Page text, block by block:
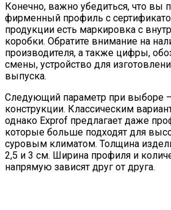
Конечно, важно убедиться, что вы
фирменный профиль с
продукции есть маркировка с
коробки. Обратите внимание на
производителя, а также цифры,
смены, устройство для
выпуска.
Следующий параметр при выборе
конструкции. Классическим
однако Exprof предлагает даже
которые больше подходят для
суровым климатом. Толщина
2,5 и 3 см. Ширина профиля и
напрямую зависят друг от друга.